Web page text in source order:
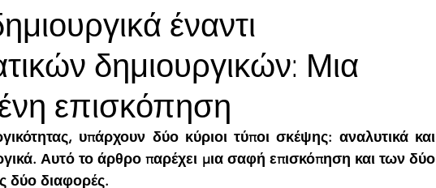
έναντι
δημιουργικών: Μια
επισκόπηση
υπάρχουν δύο κύριοι τύποι σκέψης: αναλυτικά και
Αυτό το άρθρο παρέχει μια σαφή επισκόπηση και των δύο
δύο διαφορές.